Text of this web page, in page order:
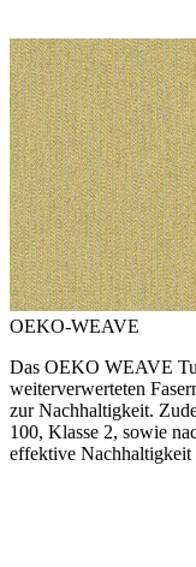
OEKO-WEAVE
Das OEKO WEAVE
weiterverwerteten
zur Nachhaltigkeit.
100, Klasse 2, sowie
effektive Nachhaltigkeit